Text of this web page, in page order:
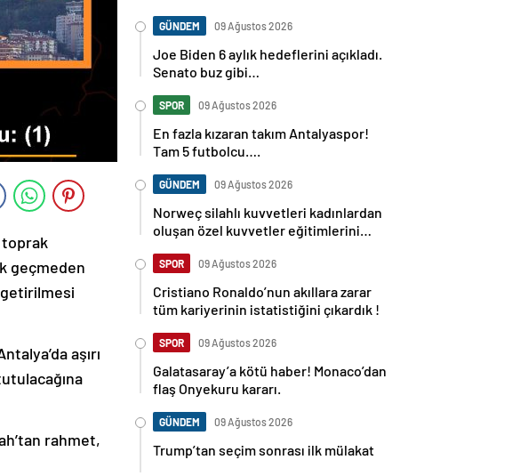
toprak
geçmeden
aşırı
rahmet,
GÜNDEM 09 Ağustos 2026
Joe Biden 6 aylık hedeflerini açıkladı.
Senato buz gibi…
SPOR 09 Ağustos 2026
En fazla kızaran takım Antalyaspor!
Tam 5 futbolcu….
GÜNDEM 09 Ağustos 2026
Norweç silahlı kuvvetleri kadınlardan
oluşan özel kuvvetler eğitimlerini
SPOR 09 Ağustos 2026
Cristiano Ronaldo’nun akıllara zarar
tüm kariyerinin istatistiğini çıkardık !
SPOR 09 Ağustos 2026
Galatasaray’a kötü haber! Monaco’dan
flaş Onyekuru kararı.
GÜNDEM 09 Ağustos 2026
Trump’tan seçim sonrası ilk mülakat